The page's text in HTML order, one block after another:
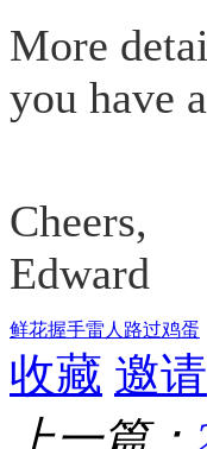
More
you have
Cheers,
Edward
鲜花握手雷人 路过鸡蛋
收藏 邀请
上一篇：